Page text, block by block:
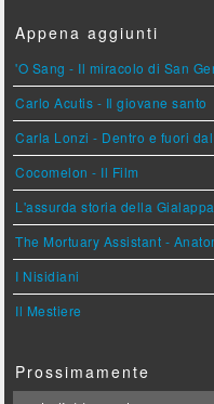
Appena aggiunti
'O Sang - Il miracolo di San
Carlo Acutis - Il giovane santo
Carla Lonzi - Dentro e fuori
Cocomelon - Il Film
L'assurda storia della
The Mortuary Assistant -
I Nisidiani
Il Mestiere
Prossimamente